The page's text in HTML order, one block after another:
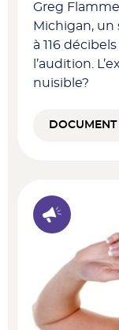
Greg
Michigan, un
à 116
l’audition.
nuisible?